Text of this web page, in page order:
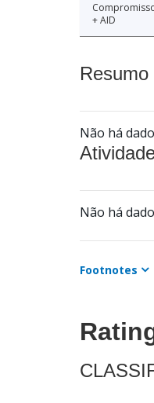
+ AID
Não há
Não há
Footnotes